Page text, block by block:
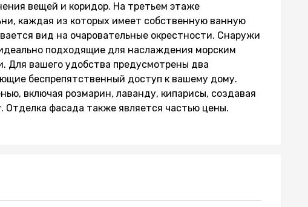
вещей и коридор. На третьем этаже
каждая из которых имеет собственную ванную
вид на очаровательные окрестности. Снаружи
подходящие для наслаждения морским
Для вашего удобства предусмотрены два
беспрепятственный доступ к вашему дому.
включая розмарин, лаванду, кипарисы, создавая
фасада также является частью цены.